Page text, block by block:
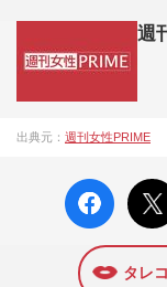
週
成27年）1月に開設
陣の執筆記事を配
面に掲載された記
特に関心の高い題
しています！
出典元： 週刊女性PRIME
facebo
ok い
X ポ
ト
タレ